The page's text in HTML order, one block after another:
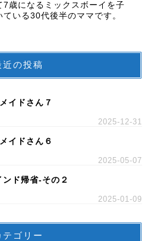
歳になるミックスボーイを子
いる30代後半のママです。
近の投稿
イドさん７
2025-12-31
イドさん６
2025-05-07
ド帰省-その２
2025-01-09
テゴリー